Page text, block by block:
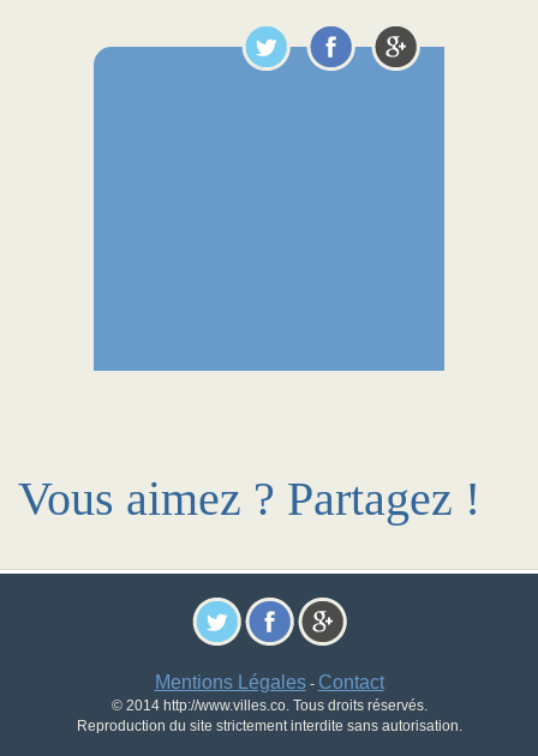
Vous aimez ? Partagez !
Mentions Légales- Contact
© 2014 http://www.villes.co. Tous droits réservés.
Reproduction du site strictement interdite sans autorisation.